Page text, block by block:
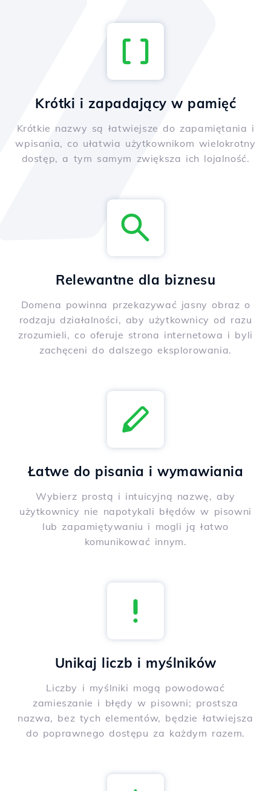
Krótki i zapadający w pamięć
Krótkie nazwy są łatwiejsze do zapamiętania i
wpisania, co ułatwia użytkownikom wielokrotny
dostęp, a tym samym zwiększa ich lojalność.
Relewantne dla biznesu
Domena powinna przekazywać jasny obraz o
rodzaju działalności, aby użytkownicy od razu
zrozumieli, co oferuje strona internetowa i byli
zachęceni do dalszego eksplorowania.
Łatwe do pisania i wymawiania
Wybierz prostą i intuicyjną nazwę, aby
użytkownicy nie napotykali błędów w pisowni
lub zapamiętywaniu i mogli ją łatwo
komunikować innym.
Unikaj liczb i myślników
Liczby i myślniki mogą powodować
zamieszanie i błędy w pisowni; prostsza
nazwa, bez tych elementów, będzie łatwiejsza
do poprawnego dostępu za każdym razem.